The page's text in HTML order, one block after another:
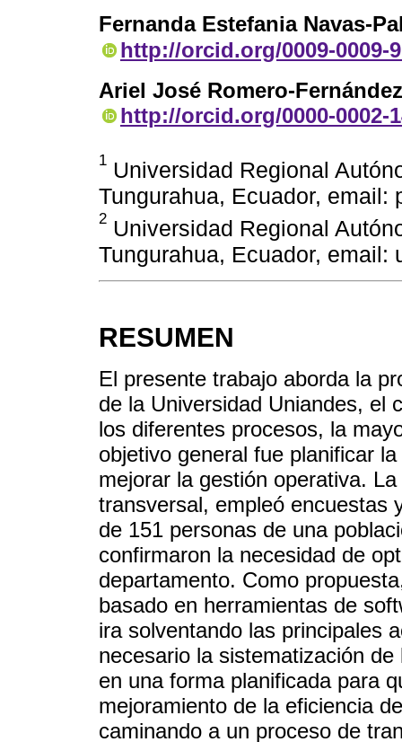
Fernanda Estefania Navas-
http://orcid.org/0009-0009-
Ariel José Romero-Fernández
http://orcid.org/0000-0002-
1 Universidad Regional
Tungurahua, Ecuador, email:
2 Universidad Regional
Tungurahua, Ecuador, email:
RESUMEN
El presente trabajo aborda la
de la Universidad Uniandes, el
los diferentes procesos, la
objetivo general fue planificar
mejorar la gestión operativa.
transversal, empleó encuestas
de 151 personas de una
confirmaron la necesidad de
departamento. Como
basado en herramientas de
ira solventando las principales
necesario la sistematización
en una forma planificada para
mejoramiento de la eficiencia
caminando a un proceso de